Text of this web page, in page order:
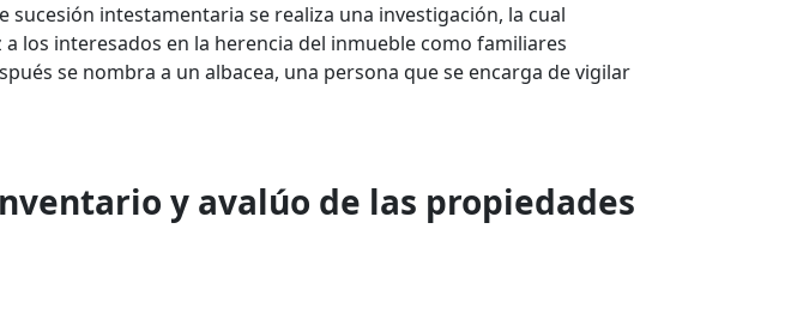
sucesión intestamentaria se realiza una investigación, la cual
los interesados en la herencia del inmueble como familiares
se nombra a un albacea, una persona que se encarga de vigilar
y avalúo de las propiedades